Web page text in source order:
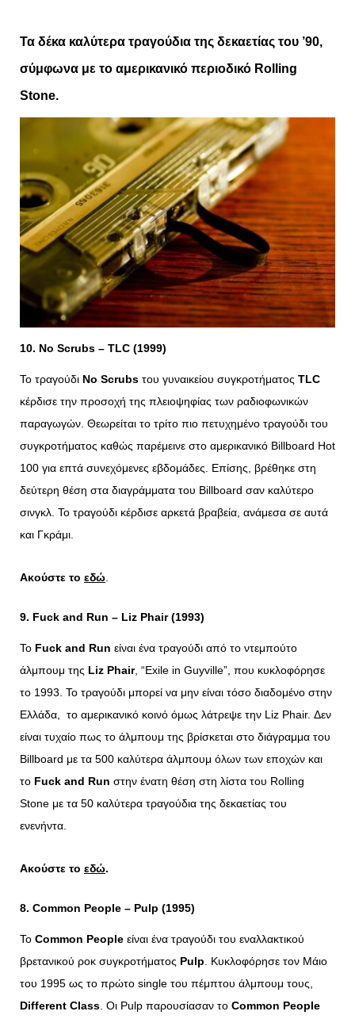
Τα δέκα καλύτερα τραγούδια της δεκαετίας του ’90,
σύμφωνα με το αμερικανικό περιοδικό Rolling
Stone.
10. No Scrubs – TLC (1999)
Το τραγούδι No Scrubs του γυναικείου συγκροτήματος TLC
κέρδισε την προσοχή της πλειοψηφίας των ραδιοφωνικών
παραγωγών. Θεωρείται το τρίτο πιο πετυχημένο τραγούδι του
συγκροτήματος καθώς παρέμεινε στο αμερικανικό Billboard Hot
100 για επτά συνεχόμενες εβδομάδες. Επίσης, βρέθηκε στη
δεύτερη θέση στα διαγράμματα του Billboard σαν καλύτερο
σινγκλ. Το τραγούδι κέρδισε αρκετά βραβεία, ανάμεσα σε αυτά
και Γκράμι.
Ακούστε το εδώ.
9. Fuck and Run – Liz Phair (1993)
Το Fuck and Run είναι ένα τραγούδι από το ντεμπούτο
άλμπουμ της Liz Phair, “Exile in Guyville”, που κυκλοφόρησε
το 1993. Το τραγούδι μπορεί να μην είναι τόσο διαδομένο στην
Ελλάδα, το αμερικανικό κοινό όμως λάτρεψε την Liz Phair. Δεν
είναι τυχαίο πως το άλμπουμ της βρίσκεται στο διάγραμμα του
Billboard με τα 500 καλύτερα άλμπουμ όλων των εποχών και
το Fuck and Run στην ένατη θέση στη λίστα του Rolling
Stone με τα 50 καλύτερα τραγούδια της δεκαετίας του
ενενήντα.
Ακούστε το εδώ.
8. Common People – Pulp (1995)
Το Common People είναι ένα τραγούδι του εναλλακτικού
βρετανικού ροκ συγκροτήματος Pulp. Κυκλοφόρησε τον Μάιο
του 1995 ως το πρώτο single του πέμπτου άλμπουμ τους,
Different Class. Οι Pulp παρουσίασαν το Common People